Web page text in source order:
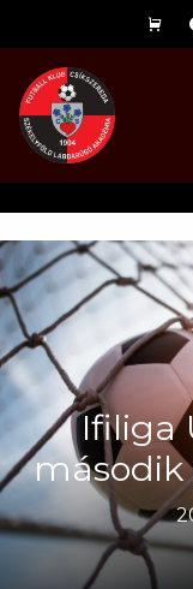
Ifiliga
második